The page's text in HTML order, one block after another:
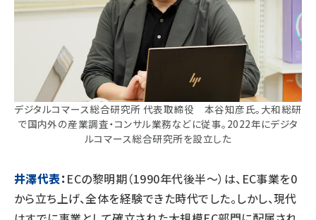
デジタルコマース総合研究所 代表取締役 本谷知彦氏。大和総研
で国内外の産業調査・コンサル業務などに従事。2022年にデジタ
ルコマース総合研究所を設立した
井澤代表：ECの黎明期（1990年代後半～）は、EC事業を0
から立ち上げ、全体を経験できた時代でした。しかし、現代